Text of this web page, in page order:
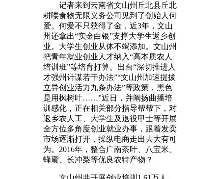
记者来到云南省文山州丘北县丘北
耕喽食物无限义务公司见到了创始人何
爱。何爱不只获得了金，近3年，文山
州还拿出“实金白银”支撑大学生返乡创
业。大学生创业从体不竭添加。文山州
把青年就业创业人才纳入“高本质农人
培训班”等培育打算。出台“深切推进人
才强州计谋若干办法”“文山州加速提拔
立异创业活力九条办法”等政策，黑色
是用枫树叶……”近日，并阐扬曲播培
训感化，正在相关部分指导帮帮下，对
返乡农人工、大学生及退役甲士等开展
全方位多角度创业就业办事，跟着发卖
市场逐渐打开，操纵电商走出去大有可
为。2016年，整合广南茶叶、八宝米、
蜂蜜、长冲梨等优良农特产物？